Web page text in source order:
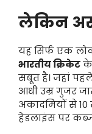
लेकिन
यह सिर्फ एक
भारतीय क्रिकेटके
सबूत है। जहां
आधी उम्र गुजर
अकादमियों से
हेडलाइंस पर